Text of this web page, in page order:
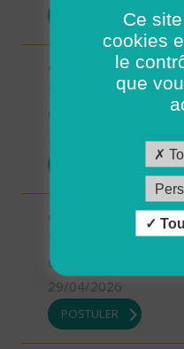
Auxiliaires de vie ou
56 - Morbihan
Aides à domicile
CDD
29/04/2026
POSTULER
Ce
cookies
le
que